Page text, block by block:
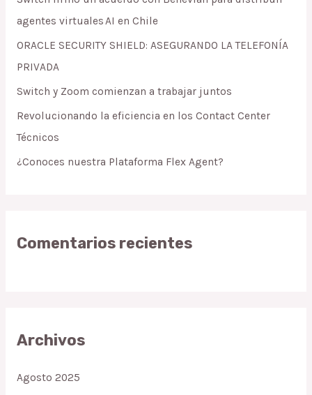
agentes virtuales AI en Chile
ORACLE SECURITY SHIELD: ASEGURANDO LA TELEFONÍA
PRIVADA
Switch y Zoom comienzan a trabajar juntos
Revolucionando la eficiencia en los Contact Center
Técnicos
¿Conoces nuestra Plataforma Flex Agent?
Comentarios recientes
Archivos
Agosto 2025